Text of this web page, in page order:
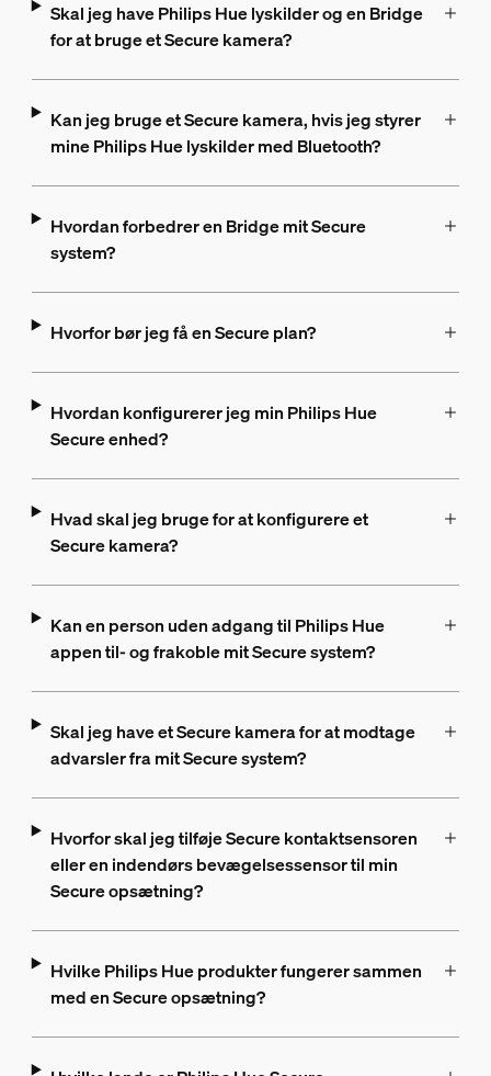
Skal jeg have Philips Hue lyskilder og en Bridge
for at bruge et Secure kamera?
Kan jeg bruge et Secure kamera, hvis jeg styrer
mine Philips Hue lyskilder med Bluetooth?
Hvordan forbedrer en Bridge mit Secure
system?
Hvorfor bør jeg få en Secure plan?
Hvordan konfigurerer jeg min Philips Hue
Secure enhed?
Hvad skal jeg bruge for at konfigurere et
Secure kamera?
Kan en person uden adgang til Philips Hue
appen til- og frakoble mit Secure system?
Skal jeg have et Secure kamera for at modtage
advarsler fra mit Secure system?
Hvorfor skal jeg tilføje Secure kontaktsensoren
eller en indendørs bevægelsessensor til min
Secure opsætning?
Hvilke Philips Hue produkter fungerer sammen
med en Secure opsætning?